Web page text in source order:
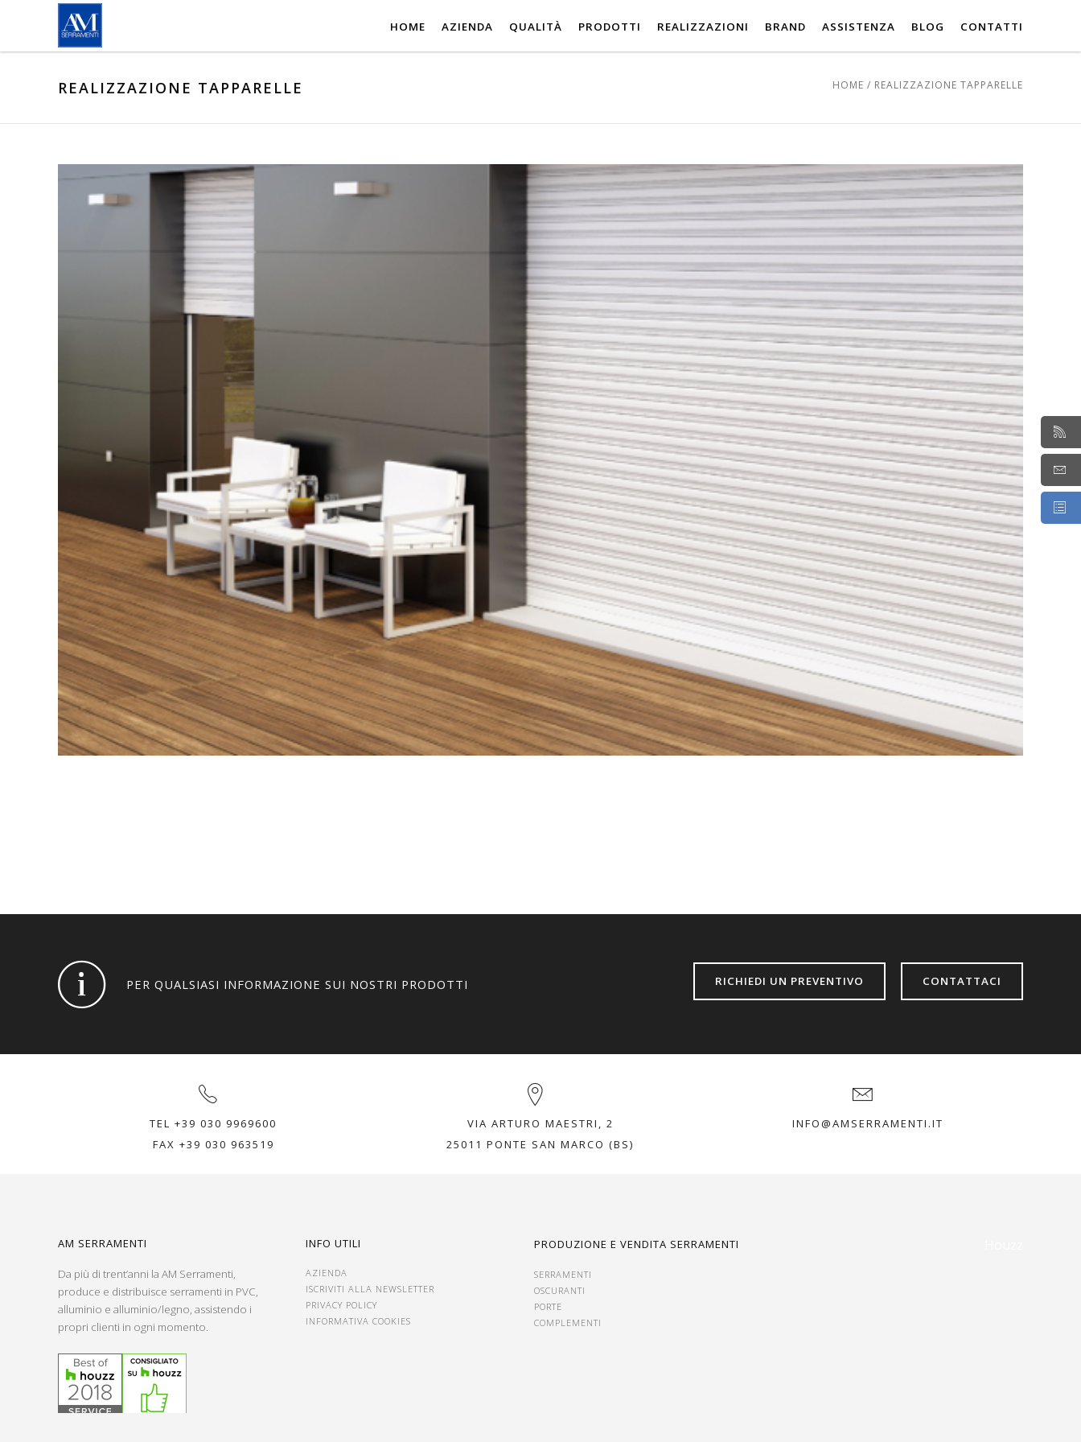
Salta al contenuto principale
HOME AZIENDA QUALITÀ PRODOTTI REALIZZAZIONI BRAND ASSISTENZA BLOG CONTATTI
REALIZZAZIONE TAPPARELLE HOME / REALIZZAZIONE TAPPARELLE
PER QUALSIASI INFORMAZIONE SUI NOSTRI PRODOTTI RICHIEDI UN PREVENTIVO CONTATTACI
TEL +39 030 9969600
FAX +39 030 963519
VIA ARTURO MAESTRI, 2
25011 PONTE SAN MARCO (BS)
INFO@AMSERRAMENTI.IT
AM SERRAMENTI
Da più di trent’anni la AM Serramenti,
produce e distribuisce serramenti in PVC,
alluminio e alluminio/legno, assistendo i
propri clienti in ogni momento.
INFO UTILI
AZIENDA
ISCRIVITI ALLA NEWSLETTER
PRIVACY POLICY
INFORMATIVA COOKIES
PRODUZIONE E VENDITA SERRAMENTI
SERRAMENTI
OSCURANTI
PORTE
COMPLEMENTI